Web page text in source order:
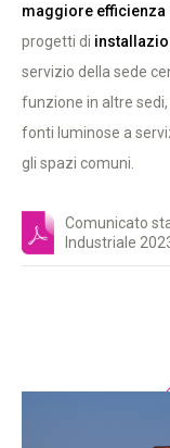
maggiore efficienza
progetti di
servizio della sede
funzione in altre
fonti luminose a
gli spazi comuni.
Comunicato
Industriale